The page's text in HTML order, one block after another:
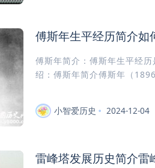
傅斯年生平经历简介如
傅斯年简介：傅斯年生平经
绍：傅斯年简介傅斯年（
小智爱历史 2024-12-04
雷峰塔发展历史简介雷